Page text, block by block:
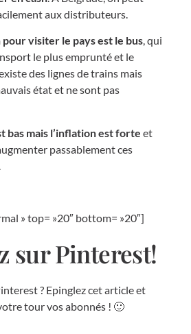
aux distributeurs.
visiter le pays est le bus, qui
le plus emprunté et le
des lignes de trains mais
état et ne sont pas
bas mais l’inflation est forte et
passablement ces
» top= »20″ bottom= »20″]
sur Pinterest!
? Epinglez cet article et
tour vos abonnés ! 🙂